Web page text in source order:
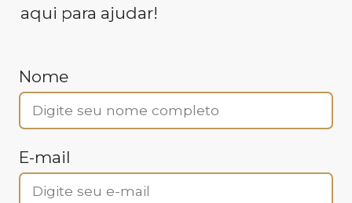
aqui para ajudar!
Nome
E-mail